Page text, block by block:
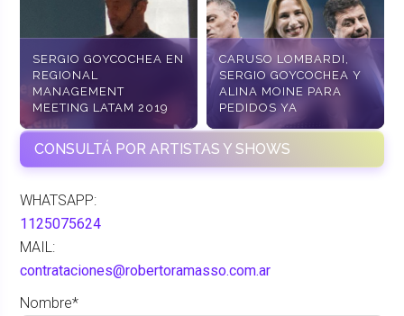
SERGIO GOYCOCHEA EN
REGIONAL
MANAGEMENT
MEETING LATAM 2019
CARUSO LOMBARDI,
SERGIO GOYCOCHEA Y
ALINA MOINE PARA
PEDIDOS YA
CONSULTÁ POR ARTISTAS Y SHOWS
WHATSAPP:
1125075624
MAIL:
contrataciones@robertoramasso.com.ar
Nombre*